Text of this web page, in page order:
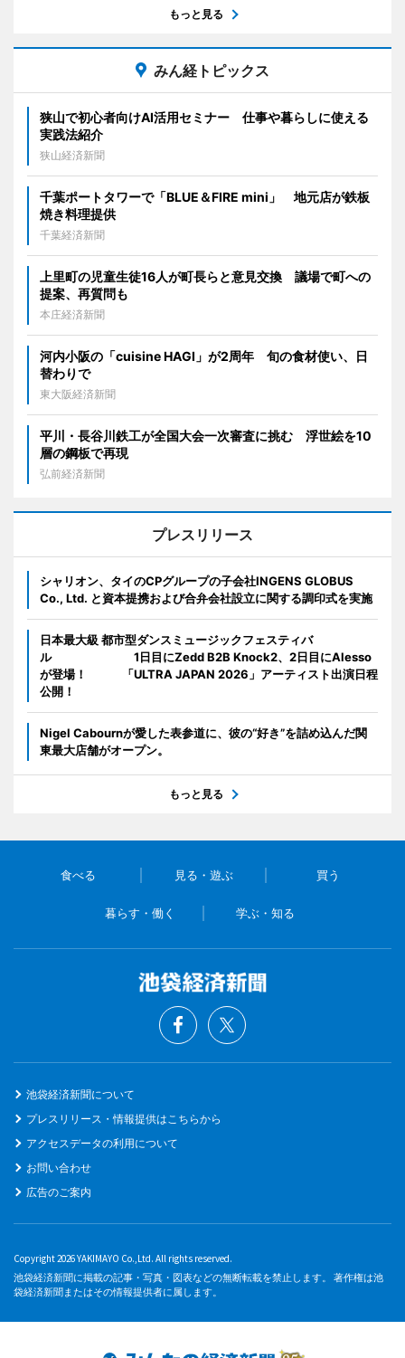
もっと見る
みん経トピックス
狭山で初心者向けAI活用セミナー 仕事や暮らしに使える
実践法紹介
狭山経済新聞
千葉ポートタワーで「BLUE＆FIRE mini」 地元店が鉄板
焼き料理提供
千葉経済新聞
上里町の児童生徒16人が町長らと意見交換 議場で町への
提案、再質問も
本庄経済新聞
河内小阪の「cuisine HAGI」が2周年 旬の食材使い、日
替わりで
東大阪経済新聞
平川・長谷川鉄工が全国大会一次審査に挑む 浮世絵を10
層の鋼板で再現
弘前経済新聞
プレスリリース
シャリオン、タイのCPグループの子会社INGENS GLOBUS
Co., Ltd. と資本提携および合弁会社設立に関する調印式を実施
日本最大級 都市型ダンスミュージックフェスティバ
ル 1日目にZedd B2B Knock2、2日目にAlesso
が登場！ 「ULTRA JAPAN 2026」アーティスト出演日程
公開！
Nigel Cabournが愛した表参道に、彼の“好き”を詰め込んだ関
東最大店舗がオープン。
もっと見る
食べる 見る・遊ぶ 買う
暮らす・働く 学ぶ・知る
池袋経済新聞について
プレスリリース・情報提供はこちらから
アクセスデータの利用について
お問い合わせ
広告のご案内
Copyright 2026 YAKIMAYO Co.,Ltd. All rights reserved.
池袋経済新聞に掲載の記事・写真・図表などの無断転載を禁止します。 著作権は池
袋経済新聞またはその情報提供者に属します。